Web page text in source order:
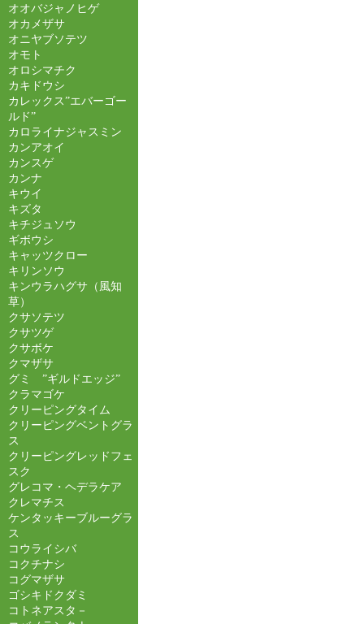
オオバジャノヒゲ
オカメザサ
オニヤブソテツ
オモト
オロシマチク
カキドウシ
カレックス”エバーゴー
ルド”
カロライナジャスミン
カンアオイ
カンスゲ
カンナ
キウイ
キズタ
キチジュソウ
ギボウシ
キャッツクロー
キリンソウ
キンウラハグサ（風知
草）
クサソテツ
クサツゲ
クサボケ
クマザサ
グミ ”ギルドエッジ”
クラマゴケ
クリーピングタイム
クリーピングベントグラ
ス
クリーピングレッドフェ
スク
グレコマ・ヘデラケア
クレマチス
ケンタッキーブルーグラ
ス
コウライシバ
コクチナシ
コグマザサ
ゴシキドクダミ
コトネアスタ－